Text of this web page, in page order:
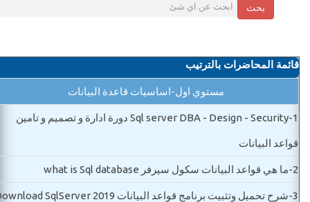
بحث
قائمة المحاضرات بالترتيب
مستوي اول-اساسيات قاعدة البيانات
1- Sql server DBA - Design - Security دورة ادارة و تصميم و تامين
قواعد البيانات
2- ما هي قواعد البيانات سكول سيرفر what is Sql database
3- شرح تحميل وتثبيت برنامج قواعد البيانات Download SqlServer 2019